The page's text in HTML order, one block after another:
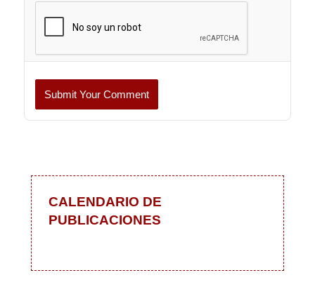
Submit Your Comment
CALENDARIO DE
PUBLICACIONES